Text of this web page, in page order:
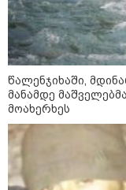
წალენჯიხაში,
მანამდე
მოახერხეს